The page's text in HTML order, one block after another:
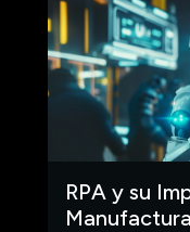
RPA y su
Manufactura